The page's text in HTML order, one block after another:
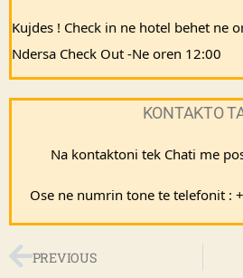
Kujdes ! Check in ne hotel behet ne
Ndersa Check Out -Ne oren 12:00
KONTAKTO
Na kontaktoni tek Chati me
Ose ne numrin tone te telefonit : +
PREVIOUS